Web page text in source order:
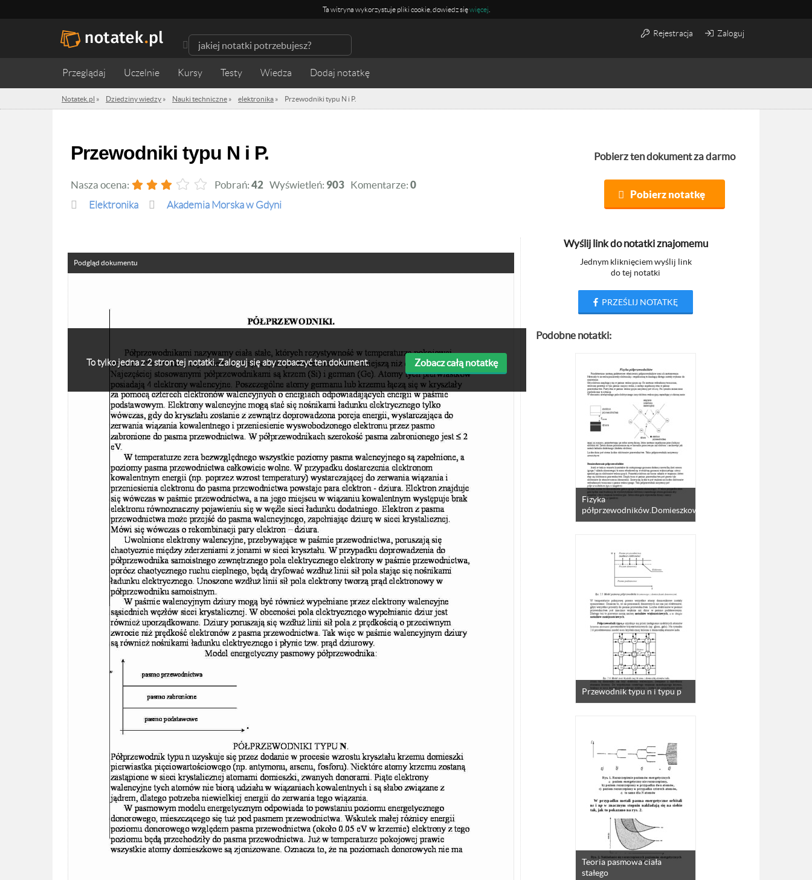
Ta witryna wykorzystuje pliki cookie, dowiedz sięwięcej
Rejestracja Zaloguj
Przeglądaj Uczelnie Kursy Testy Wiedza
Notatek.pl » Dziedziny wiedzy » Nauki techniczne » elektronika » Przewodniki typu N i P.
Przewodniki typu N i P.
Nasza ocena: Pobrań: 42 Wyświetleń: 903 Komentarze: 0
elektronika Akademia Morska w Gdyni
Pobierz ten dokument za darmo
Pobierz notatkę
To tylko jedna z 2 stron tej notatki. Zaloguj się aby zobaczyć ten dokument. Zobacz całą notatkę
Podgląd dokumentu
Wyślij link do notatki znajomemu
Jednym kliknięciem wyślij link
do tej notatki
PRZEŚLIJ NOTATKĘ
Podobne notatki:
Fizyka
półprzewodników.Domieszkowanie
Przewodnik typu n i typu p
Teoria pasmowa ciała
stałego